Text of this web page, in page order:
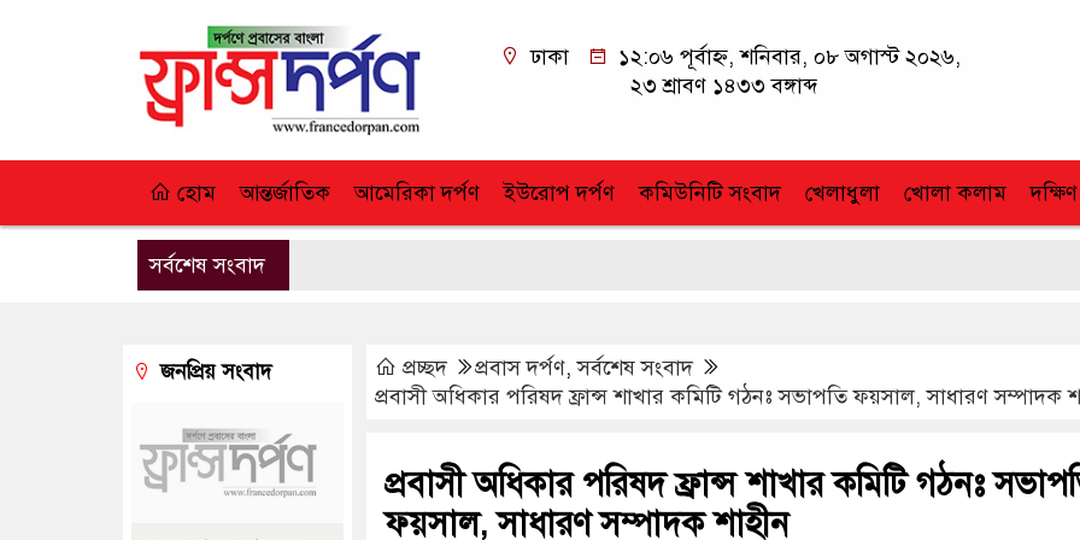
ঢাকা
১২:০৬ পূর্বাহ্ন, শনিবার, ০৮ অগাস্ট ২০২৬,
২৩ শ্রাবণ ১৪৩৩ বঙ্গাব্দ
হোম আন্তর্জাতিক আমেরিকা দর্পণ ইউরোপ দর্পণ কমিউনিটি সংবাদ খেলাধুলা খোলা কলাম
সর্বশেষ সংবাদ
প্রচ্ছদ প্রবাস দর্পণ,সর্বশেষ সংবাদ
প্রবাসী অধিকার পরিষদ ফ্রান্স শাখার কমিটি গঠনঃ সভাপতি ফয়সাল, সাধারণ সম্পাদক
প্রবাসী অধিকার পরিষদ ফ্রান্স শাখার কমিটি গঠনঃ
ফয়সাল, সাধারণ সম্পাদক শাহীন
জনপ্রিয় সংবাদ